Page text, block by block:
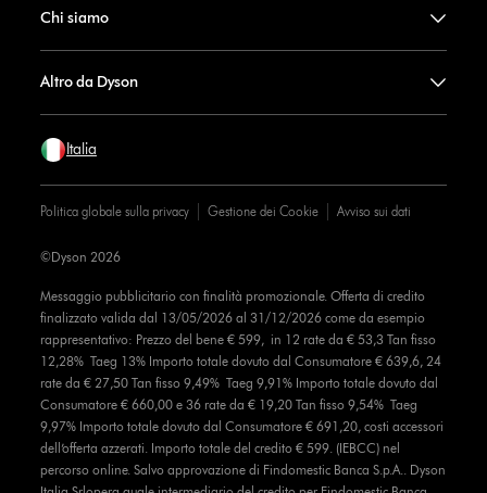
Chi siamo
Altro da Dyson
Italia
Politica globale sulla privacy Gestione dei Cookie Avviso sui dati
Messaggio pubblicitario con finalità promozionale. Offerta di credito
finalizzato valida dal 13/05/2026 al 31/12/2026 come da esempio
rappresentativo: Prezzo del bene € 599, in 12 rate da € 53,3 Tan fisso
12,28% Taeg 13% Importo totale dovuto dal Consumatore € 639,6, 24
rate da € 27,50 Tan fisso 9,49% Taeg 9,91% Importo totale dovuto dal
Consumatore € 660,00 e 36 rate da € 19,20 Tan fisso 9,54% Taeg
9,97% Importo totale dovuto dal Consumatore € 691,20, costi accessori
dell’offerta azzerati. Importo totale del credito € 599. (IEBCC) nel
percorso online. Salvo approvazione di Findomestic Banca S.p.A.. Dyson
©Dyson 2026